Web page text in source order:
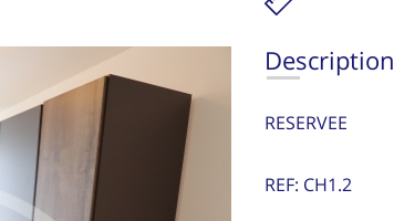
Description
RESERVEE
REF: CH1.2